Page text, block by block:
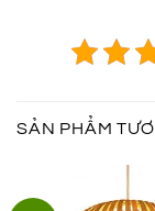
SẢN PHẨM